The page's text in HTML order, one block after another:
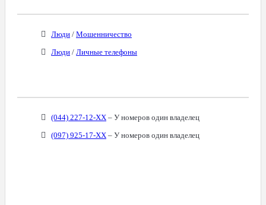
Люди / Мошенничество
Люди / Личные телефоны
(044) 227-12-XX – У номеров один владелец
(097) 925-17-XX – У номеров один владелец